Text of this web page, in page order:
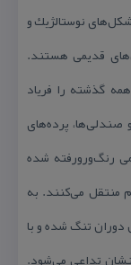
نوستالژیك و
قدیمی هستند.
گذشته را فریاد
صندلی‌ها، پرده‌های
رنگ‌‌و‌رو‌‌رفته شده
منتقل می‌كنند. به
تنگ شده و با
تداعی می‌شود.